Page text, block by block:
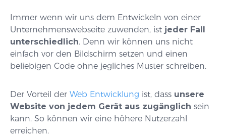
Immer wenn wir uns dem Entwickeln von einer
Unternehmenswebseite zuwenden, ist jeder Fall
unterschiedlich. Denn wir können uns nicht
einfach vor den Bildschirm setzen und einen
beliebigen Code ohne jegliches Muster schreiben.
Der Vorteil der Web Entwicklung ist, dass unsere
Website von jedem Gerät aus zugänglich sein
kann. So können wir eine höhere Nutzerzahl
erreichen.